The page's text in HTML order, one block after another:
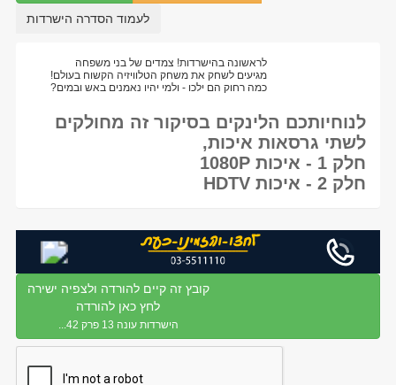
לעמוד הסדרה הישרדות
לנוחיותכם הלינקים בסיקור זה מחולקים
לשתי גרסאות איכות,
חלק 1 - איכות 1080P
חלק 2 - איכות HDTV
לראשונה בהישרדות! צמדים של בני משפחה
מגיעים לשחק את משחק הטלוויזיה הקשוח בעולם!
כמה רחוק הם ילכו - ולמי יהיו נאמנים באש ובמים?
קובץ זה קיים להורדה ולצפיה ישירה
לחץ כאן להורדה
הישרדות עונה 13 פרק 42...